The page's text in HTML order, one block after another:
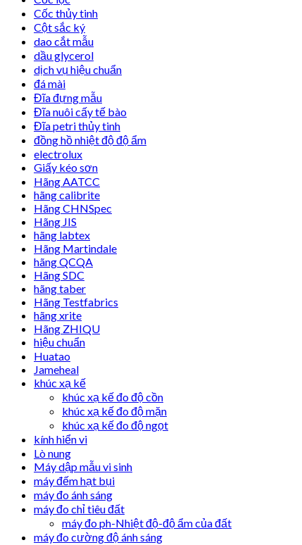
Cốc thủy tinh
Cột sắc ký
dao cắt mẫu
dầu glycerol
dịch vụ hiệu chuẩn
đá mài
Đĩa đựng mẫu
Đĩa nuôi cấy tế bào
Đĩa petri thủy tinh
đồng hồ nhiệt độ độ ẩm
electrolux
Giấy kéo sơn
Hãng AATCC
hãng calibrite
Hãng CHNSpec
Hãng JIS
hãng labtex
Hãng Martindale
hãng QCQA
Hãng SDC
hãng taber
Hãng Testfabrics
hãng xrite
Hãng ZHIQU
hiệu chuẩn
Huatao
Jameheal
khúc xạ kế
khúc xạ kế đo độ cồn
khúc xạ kế đo độ mặn
khúc xạ kế đo độ ngọt
kính hiển vi
Lò nung
Máy dập mẫu vi sinh
máy đếm hạt bụi
máy đo ánh sáng
máy đo chỉ tiêu đất
máy đo ph-Nhiệt độ-độ ẩm của đất
máy đo cường độ ánh sáng